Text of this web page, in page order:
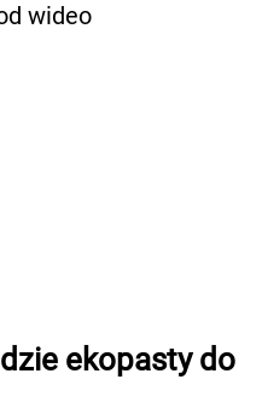
wideo
ekopasty do